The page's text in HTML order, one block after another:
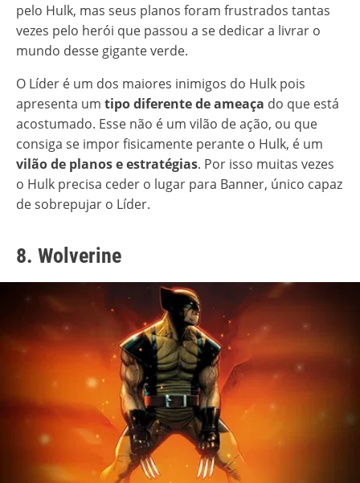
pelo Hulk, mas seus planos foram frustrados tantas
vezes pelo herói que passou a se dedicar a livrar o
mundo desse gigante verde.
O Líder é um dos maiores inimigos do Hulk pois
apresenta um tipo diferente de ameaça do que está
acostumado. Esse não é um vilão de ação, ou que
consiga se impor fisicamente perante o Hulk, é um
vilão de planos e estratégias. Por isso muitas vezes
o Hulk precisa ceder o lugar para Banner, único capaz
de sobrepujar o Líder.
8. Wolverine